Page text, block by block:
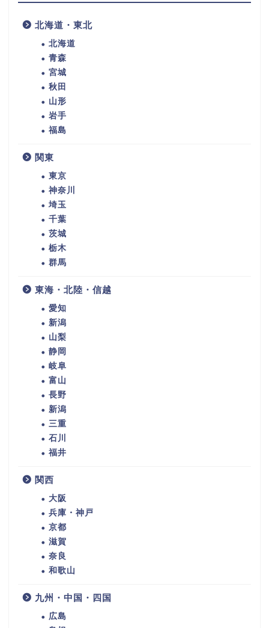
北海道・東北
北海道
青森
宮城
秋田
山形
岩手
福島
関東
東京
神奈川
埼玉
千葉
茨城
栃木
群馬
東海・北陸・信越
愛知
新潟
山梨
静岡
岐阜
富山
長野
新潟
三重
石川
福井
関西
大阪
兵庫・神戸
京都
滋賀
奈良
和歌山
九州・中国・四国
広島